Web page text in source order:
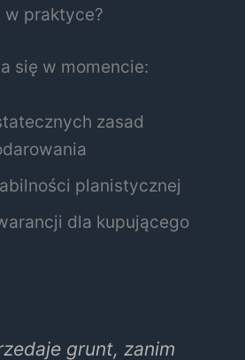
w praktyce?
się w momencie:
zasad
planistycznej
dla kupującego
grunt, zanim